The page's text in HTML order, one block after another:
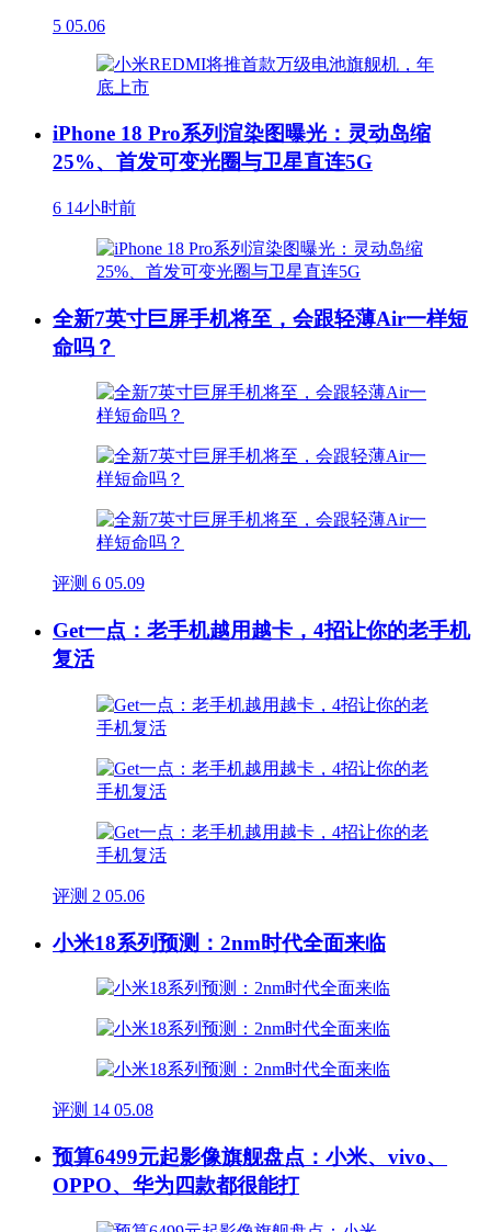
5 05.06
iPhone 18 Pro系列渲染图曝光：灵动岛缩
25%、首发可变光圈与卫星直连5G
6 14小时前
全新7英寸巨屏手机将至，会跟轻薄Air一样短
命吗？
评测 6 05.09
Get一点：老手机越用越卡，4招让你的老手机
复活
评测 2 05.06
小米18系列预测：2nm时代全面来临
评测 14 05.08
预算6499元起影像旗舰盘点：小米、vivo、
OPPO、华为四款都很能打